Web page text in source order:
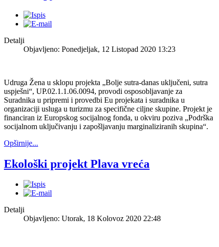
Detalji
Objavljeno: Ponedjeljak, 12 Listopad 2020 13:23
Udruga Žena u sklopu projekta „Bolje sutra-danas uključeni, sutra
uspješni“, UP.02.1.1.06.0094, provodi osposobljavanje za
Suradnika u pripremi i provedbi Eu projekata i suradnika u
organizaciji usluga u turizmu za specifične ciljne skupine. Projekt je
financiran iz Europskog socijalnog fonda, u okviru poziva „Podrška
socijalnom uključivanju i zapošljavanju marginaliziranih skupina“.
Opširnije...
Ekološki projekt Plava vreća
Detalji
Objavljeno: Utorak, 18 Kolovoz 2020 22:48